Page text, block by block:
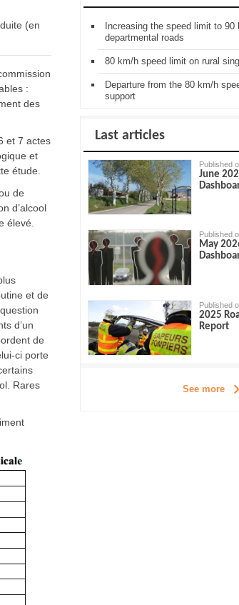
(en
:
des
et 7 actes
et
étude.
de
d’alcool
élevé.
et de
d’un
de
ci porte
Rares
Increasing the speed limit to 90
departmental roads
80 km/h speed limit on rural
Departure from the 80 km/h
support
Last articles
Published
June
Published
May
Published
2025
Report
See more